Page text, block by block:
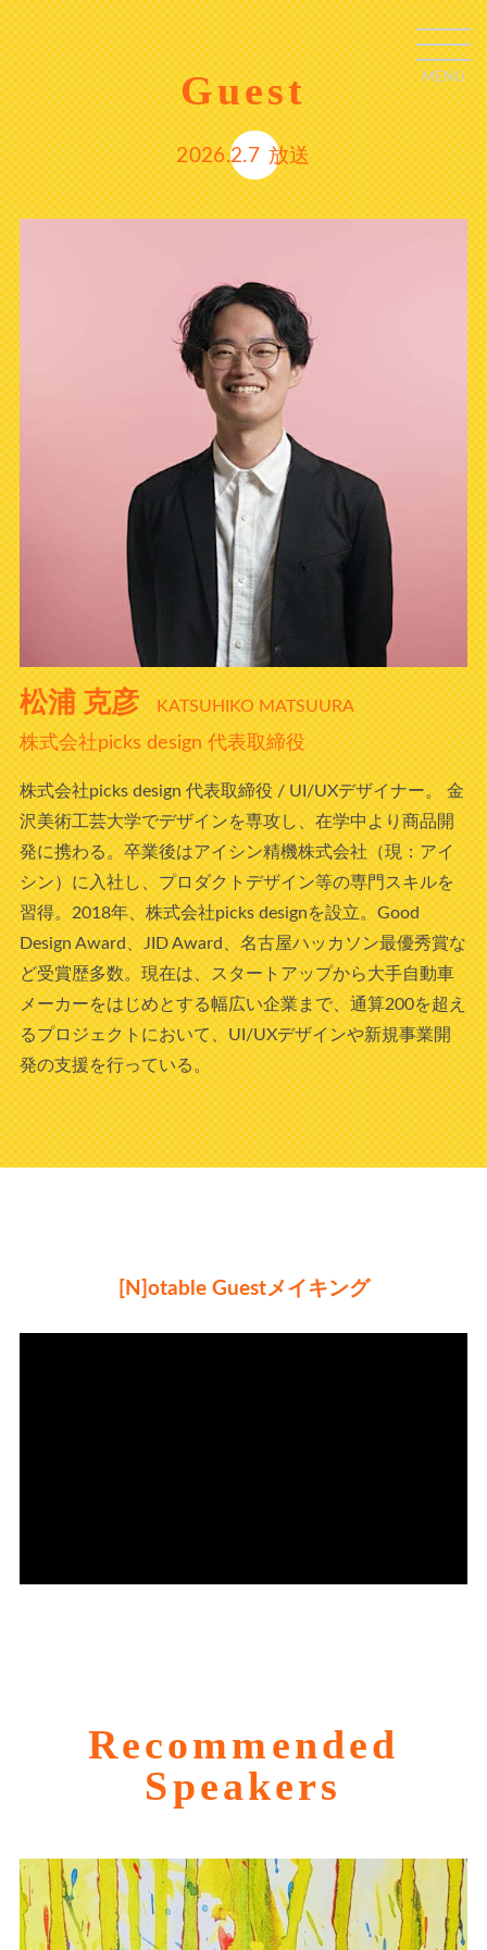
C
L
O
S
E
MENU
Guest
2026.2.7 放送
松浦 克彦 KATSUHIKO MATSUURA
株式会社picks design 代表取締役
株式会社picks design 代表取締役 / UI/UXデザイナー。 金
沢美術工芸大学でデザインを専攻し、在学中より商品開
発に携わる。卒業後はアイシン精機株式会社（現：アイ
シン）に入社し、プロダクトデザイン等の専門スキルを
習得。2018年、株式会社picks designを設立。Good
Design Award、JID Award、名古屋ハッカソン最優秀賞な
ど受賞歴多数。現在は、スタートアップから大手自動車
メーカーをはじめとする幅広い企業まで、通算200を超え
るプロジェクトにおいて、UI/UXデザインや新規事業開
発の支援を行っている。
[N]otable Guestメイキング
Recommended
Speakers